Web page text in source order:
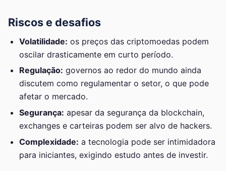
Riscos e desafios
Volatilidade: os preços das criptomoedas podem
oscilar drasticamente em curto período.
Regulação: governos ao redor do mundo ainda
discutem como regulamentar o setor, o que pode
afetar o mercado.
Segurança: apesar da segurança da blockchain,
exchanges e carteiras podem ser alvo de hackers.
Complexidade: a tecnologia pode ser intimidadora
para iniciantes, exigindo estudo antes de investir.